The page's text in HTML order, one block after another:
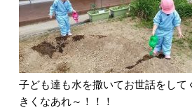
子ども達も水を撒いてお世話をして
きくなあれ～！！！